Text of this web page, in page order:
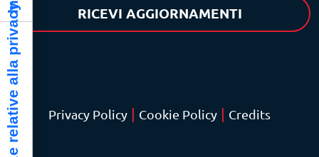
RICEVI AGGIORNAMENTI
Privacy Policy Cookie Policy Credits